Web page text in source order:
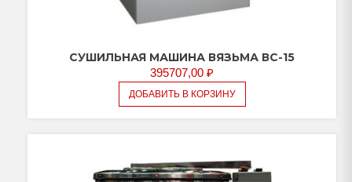
СУШИЛЬНАЯ МАШИНА ВЯЗЬМА ВС-15
395707,00 ₽
ДОБАВИТЬ В КОРЗИНУ